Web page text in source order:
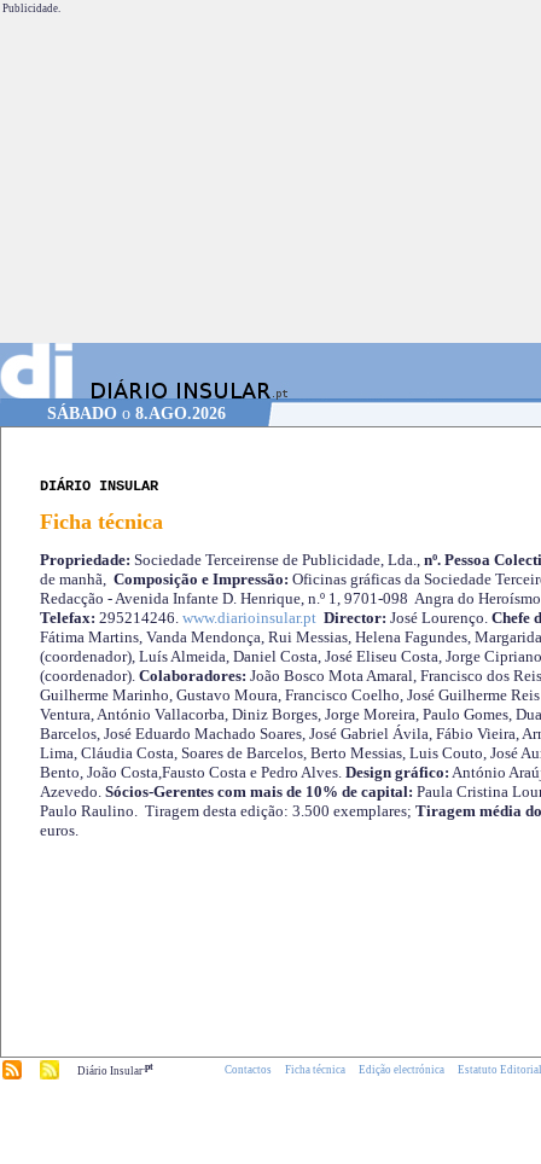
Publicidade.
SÁBADOo 8.AGO.2026
DIÁRIO INSULAR
Ficha técnica
Propriedade: Sociedade Terceirense de Publicidade, Lda., nº. Pessoa
de manhã, Composição e Impressão: Oficinas gráficas da Sociedade
Redacção - Avenida Infante D. Henrique, n.º 1, 9701-098 Angra do
Telefax: 295214246. www.diarioinsular.pt Director: José Lourenço. Chefe
Fátima Martins, Vanda Mendonça, Rui Messias, Helena Fagundes,
(coordenador), Luís Almeida, Daniel Costa, José Eliseu Costa, Jorge
(coordenador). Colaboradores: João Bosco Mota Amaral, Francisco dos
Guilherme Marinho, Gustavo Moura, Francisco Coelho, José Guilherme
Ventura, António Vallacorba, Diniz Borges, Jorge Moreira, Paulo Gomes,
Barcelos, José Eduardo Machado Soares, José Gabriel Ávila, Fábio Vieira,
Lima, Cláudia Costa, Soares de Barcelos, Berto Messias, Luis Couto, José
Bento, João Costa,Fausto Costa e Pedro Alves. Design gráfico: António
Azevedo. Sócios-Gerentes com mais de 10% de capital: Paula Cristina
Paulo Raulino. Tiragem desta edição: 3.500 exemplares; Tiragem média
euros.
Diário Insular.pt Contactos Ficha técnica Edição electrónica Estatuto Editorial